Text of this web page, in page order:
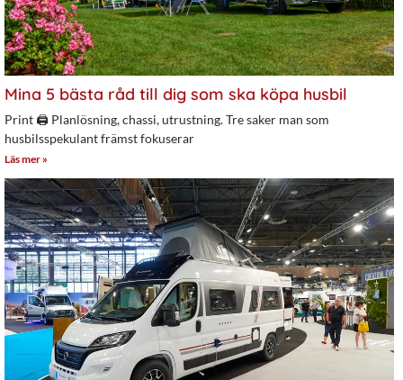
Mina 5 bästa råd till dig som ska köpa husbil
Print 🖨 Planlösning, chassi, utrustning. Tre saker man som
husbilsspekulant främst fokuserar
Läs mer »